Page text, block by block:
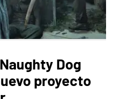
Dog
proyecto